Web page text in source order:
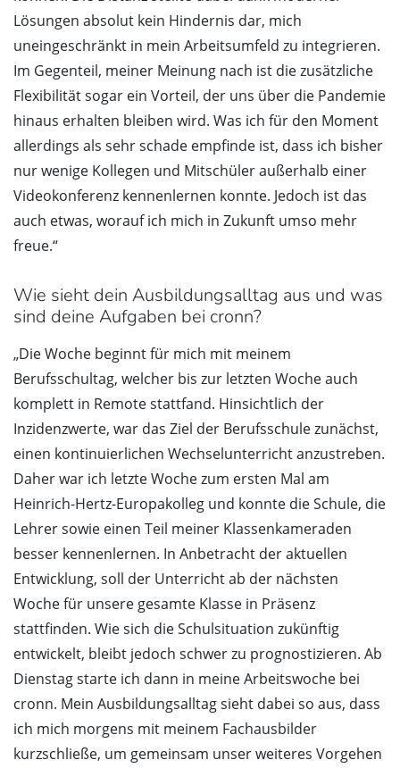
Lösungen absolut kein Hindernis dar, mich
uneingeschränkt in mein Arbeitsumfeld zu integrieren.
Im Gegenteil, meiner Meinung nach ist die zusätzliche
Flexibilität sogar ein Vorteil, der uns über die Pandemie
hinaus erhalten bleiben wird. Was ich für den Moment
allerdings als sehr schade empfinde ist, dass ich bisher
nur wenige Kollegen und Mitschüler außerhalb einer
Videokonferenz kennenlernen konnte. Jedoch ist das
auch etwas, worauf ich mich in Zukunft umso mehr
freue.“
Wie sieht dein Ausbildungsalltag aus und was
sind deine Aufgaben bei cronn?
„Die Woche beginnt für mich mit meinem
Berufsschultag, welcher bis zur letzten Woche auch
komplett in Remote stattfand. Hinsichtlich der
Inzidenzwerte, war das Ziel der Berufsschule zunächst,
einen kontinuierlichen Wechselunterricht anzustreben.
Daher war ich letzte Woche zum ersten Mal am
Heinrich-Hertz-Europakolleg und konnte die Schule, die
Lehrer sowie einen Teil meiner Klassenkameraden
besser kennenlernen. In Anbetracht der aktuellen
Entwicklung, soll der Unterricht ab der nächsten
Woche für unsere gesamte Klasse in Präsenz
stattfinden. Wie sich die Schulsituation zukünftig
entwickelt, bleibt jedoch schwer zu prognostizieren. Ab
Dienstag starte ich dann in meine Arbeitswoche bei
cronn. Mein Ausbildungsalltag sieht dabei so aus, dass
ich mich morgens mit meinem Fachausbilder
kurzschließe, um gemeinsam unser weiteres Vorgehen